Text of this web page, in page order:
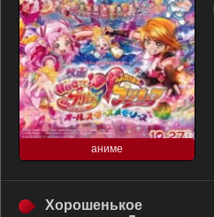
аниме
Хорошенькое